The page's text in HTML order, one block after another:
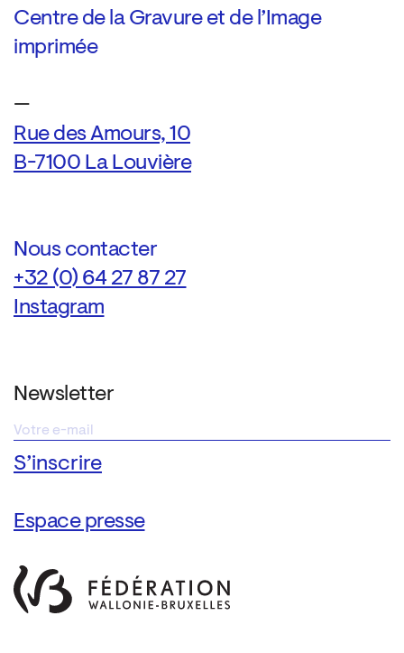
Centre de la Gravure et de l’Image
imprimée
—
Rue des Amours, 10
B-7100 La Louvière
Nous contacter
+32 (0) 64 27 87 27
Instagram
Newsletter
Espace presse